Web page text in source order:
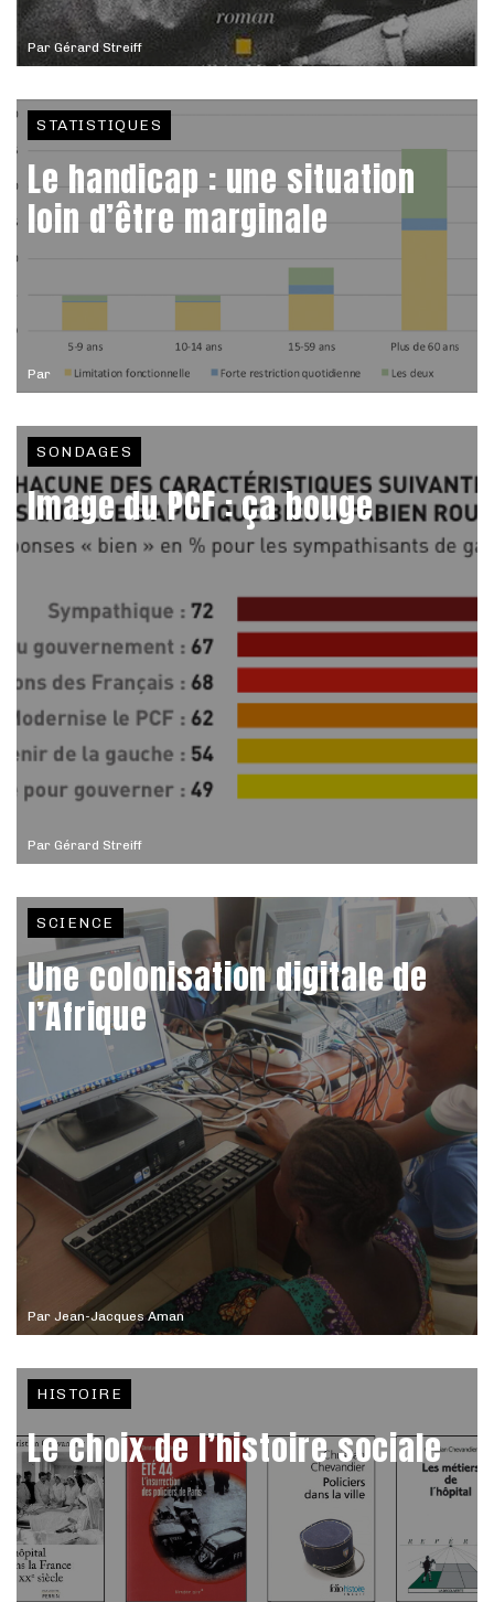
Par Gérard Streiff
Par
STATISTIQUES
Le handicap : une situation
loin d’être marginale
Par Gérard Streiff
SONDAGES
Image du PCF : ça bouge
Par Jean-Jacques Aman
SCIENCE
Une colonisation digitale de
l’Afrique
HISTOIRE
Le choix de l’histoire sociale